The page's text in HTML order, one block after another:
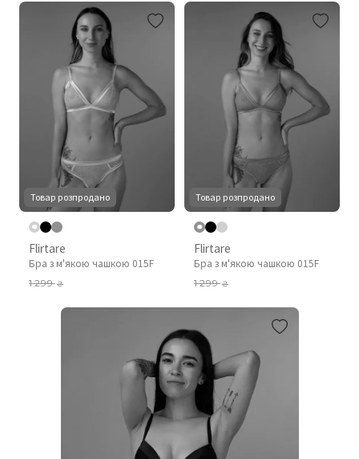
Товар розпродано
Flirtare
Бра з м'якою чашкою 015F
1 299₴
Товар розпродано
Flirtare
Бра з м'якою чашкою 015F
1 299₴